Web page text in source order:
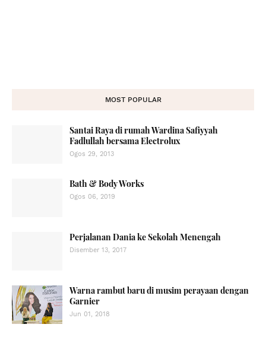
MOST POPULAR
Santai Raya di rumah Wardina Safiyyah
Fadlullah bersama Electrolux
Ogos 29, 2013
Bath & Body Works
Ogos 06, 2019
Perjalanan Dania ke Sekolah Menengah
Disember 13, 2017
Warna rambut baru di musim perayaan dengan
Garnier
Jun 01, 2018